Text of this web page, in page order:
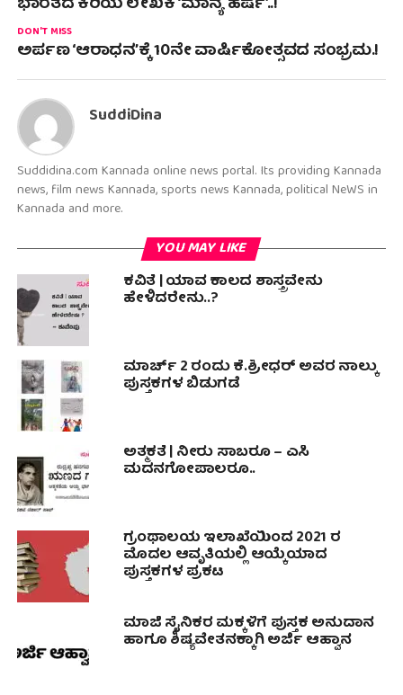
DON'T MISS
ಅರ್ಪಣ ‘ಆರಾಧನ’ಕ್ಕೆ 10ನೇ ವಾರ್ಷಿಕೋತ್ಸವದ ಸಂಭ್ರಮ.!
SuddiDina
Suddidina.com Kannada online news portal. Its providing Kannada
news, film news Kannada, sports news Kannada, political NeWS in
Kannada and more.
YOU MAY LIKE
ಕವಿತೆ | ಯಾವ ಕಾಲದ ಶಾಸ್ತ್ರವೇನು
ಹೇಳಿದರೇನು..?
ಮಾರ್ಚ್ 2 ರಂದು ಕೆ.ಶ್ರೀಧರ್ ಅವರ ನಾಲ್ಕು
ಪುಸ್ತಕಗಳ ಬಿಡುಗಡೆ
ಅತ್ಮಕತೆ | ನೀರು ಸಾಬರೂ – ಎಸಿ
ಮದನಗೋಪಾಲರೂ..
ಗ್ರಂಥಾಲಯ ಇಲಾಖೆಯಿಂದ 2021 ರ
ಮೊದಲ ಆವೃತಿಯಲ್ಲಿ ಆಯ್ಕೆಯಾದ
ಪುಸ್ತಕಗಳ ಪ್ರಕಟ
ಮಾಜಿ ಸೈನಿಕರ ಮಕ್ಕಳಿಗೆ ಪುಸ್ತಕ ಅನುದಾನ
ಹಾಗೂ ಶಿಷ್ಯವೇತನಕ್ಕಾಗಿ ಅರ್ಜಿ ಆಹ್ವಾನ